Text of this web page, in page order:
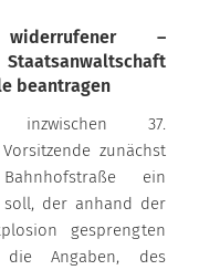
–
beantragen
37.
zunächst
ein
soll, der anhand der
gesprengten
Angaben, des